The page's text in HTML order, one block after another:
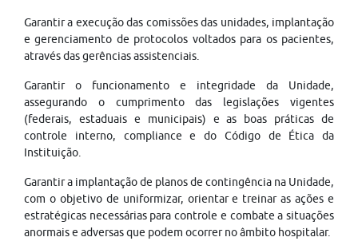
Garantir a execução das comissões das unidades, implantação
e gerenciamento de protocolos voltados para os pacientes,
através das gerências assistenciais.
Garantir o funcionamento e integridade da Unidade,
assegurando o cumprimento das legislações vigentes
(federais, estaduais e municipais) e as boas práticas de
controle interno, compliance e do Código de Ética da
Instituição.
Garantir a implantação de planos de contingência na Unidade,
com o objetivo de uniformizar, orientar e treinar as ações e
estratégicas necessárias para controle e combate a situações
anormais e adversas que podem ocorrer no âmbito hospitalar.